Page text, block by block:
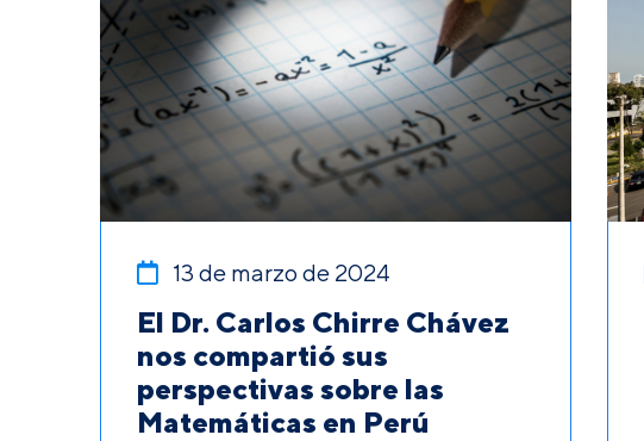
13 de marzo de 2024
El Dr. Carlos Chirre Chávez
nos compartió sus
perspectivas sobre las
Matemáticas en Perú